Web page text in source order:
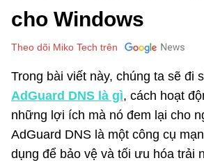
cho Windows
Theo dõi Miko Tech trên
Trong bài viết này, chúng ta sẽ đi
AdGuard DNS là gì, cách hoạt
những lợi ích mà nó đem lại cho
AdGuard DNS là một công cụ
dụng để bảo vệ và tối ưu hóa trải